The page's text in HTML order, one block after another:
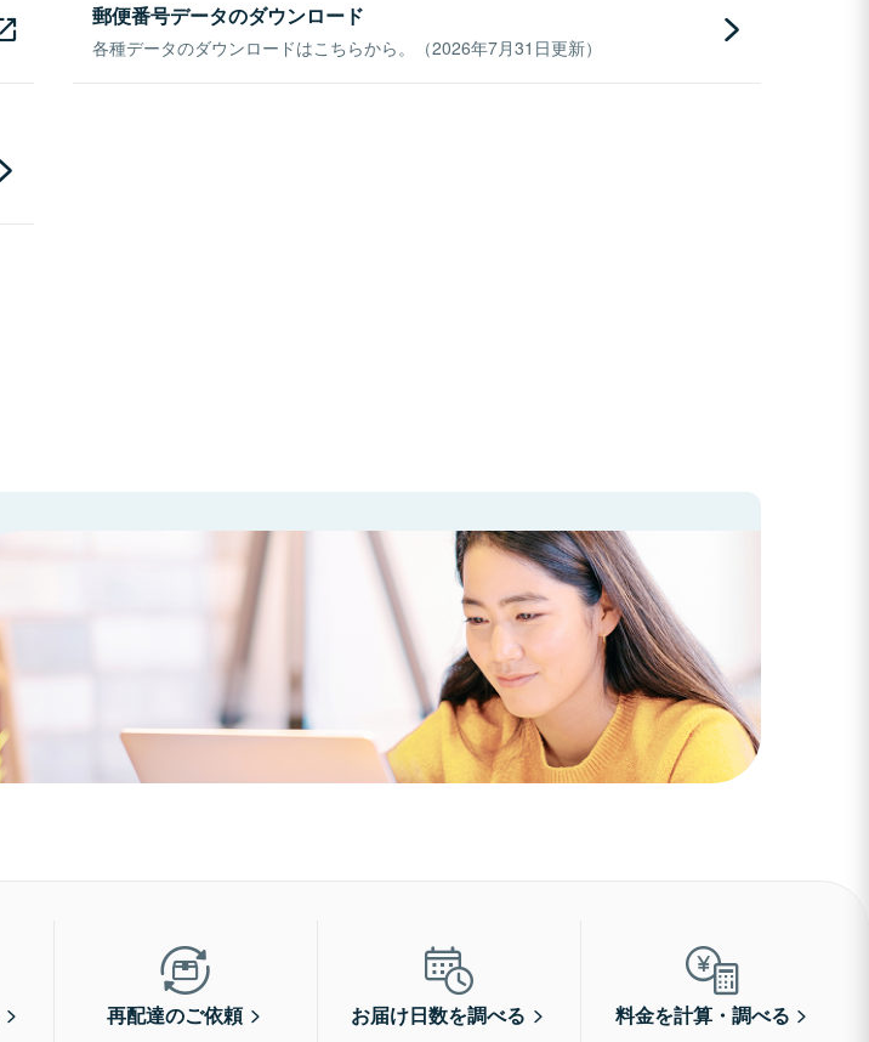
郵便番号データのダウンロード
各種データのダウンロードはこちらから。（2026年7月31日更新）
再配達のご依頼 お届け日数を調べる 料金を計算・調べる